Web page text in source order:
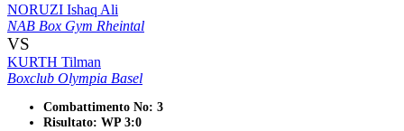
NORUZI Ishaq Ali
NAB Box Gym Rheintal
VS
KURTH Tilman
Boxclub Olympia Basel
Combattimento No: 3
Risultato: WP 3:0